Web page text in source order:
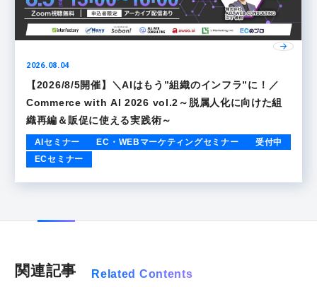
2026.08.04
【2026/8/5開催】＼AIはもう”組織のインフラ”に！／
Commerce with AI 2026 vol.2～脱属人化に向けた組
織再編＆販促に使える実践術～
AIセミナー EC・WEBマーケティングセミナー
受付中
ECセミナー
関連記事 Related Contents